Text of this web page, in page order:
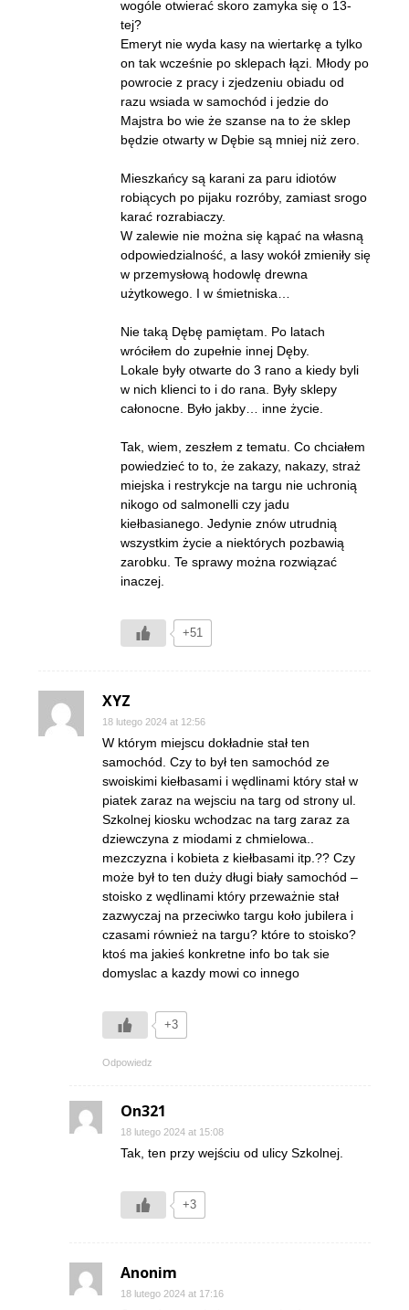
wogóle otwierać skoro zamyka się o 13-
tej?
Emeryt nie wyda kasy na wiertarkę a tylko
on tak wcześnie po sklepach łązi. Młody po
powrocie z pracy i zjedzeniu obiadu od
razu wsiada w samochód i jedzie do
Majstra bo wie że szanse na to że sklep
będzie otwarty w Dębie są mniej niż zero.
Mieszkańcy są karani za paru idiotów
robiących po pijaku rozróby, zamiast srogo
karać rozrabiaczy.
W zalewie nie można się kąpać na własną
odpowiedzialność, a lasy wokół zmieniły się
w przemysłową hodowlę drewna
użytkowego. I w śmietniska…
Nie taką Dębę pamiętam. Po latach
wróciłem do zupełnie innej Dęby.
Lokale były otwarte do 3 rano a kiedy byli
w nich klienci to i do rana. Były sklepy
całonocne. Było jakby… inne życie.
Tak, wiem, zeszłem z tematu. Co chciałem
powiedzieć to to, że zakazy, nakazy, straż
miejska i restrykcje na targu nie uchronią
nikogo od salmonelli czy jadu
kiełbasianego. Jedynie znów utrudnią
wszystkim życie a niektórych pozbawią
zarobku. Te sprawy można rozwiązać
inaczej.
+51
XYZ
18 lutego 2024 at 12:56
W którym miejscu dokładnie stał ten
samochód. Czy to był ten samochód ze
swoiskimi kiełbasami i wędlinami który stał w
piatek zaraz na wejsciu na targ od strony ul.
Szkolnej kiosku wchodzac na targ zaraz za
dziewczyna z miodami z chmielowa..
mezczyzna i kobieta z kiełbasami itp.?? Czy
może był to ten duży długi biały samochód –
stoisko z wędlinami który przeważnie stał
zazwyczaj na przeciwko targu koło jubilera i
czasami również na targu? które to stoisko?
ktoś ma jakieś konkretne info bo tak sie
domyslac a kazdy mowi co innego
+3
Odpowiedz
On321
18 lutego 2024 at 15:08
Tak, ten przy wejściu od ulicy Szkolnej.
+3
Anonim
18 lutego 2024 at 17:16